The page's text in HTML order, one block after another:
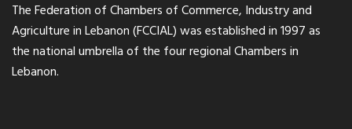
The Federation of Chambers of Commerce, Industry and
Agriculture in Lebanon (FCCIAL) was established in 1997 as
the national umbrella of the four regional Chambers in
Lebanon.